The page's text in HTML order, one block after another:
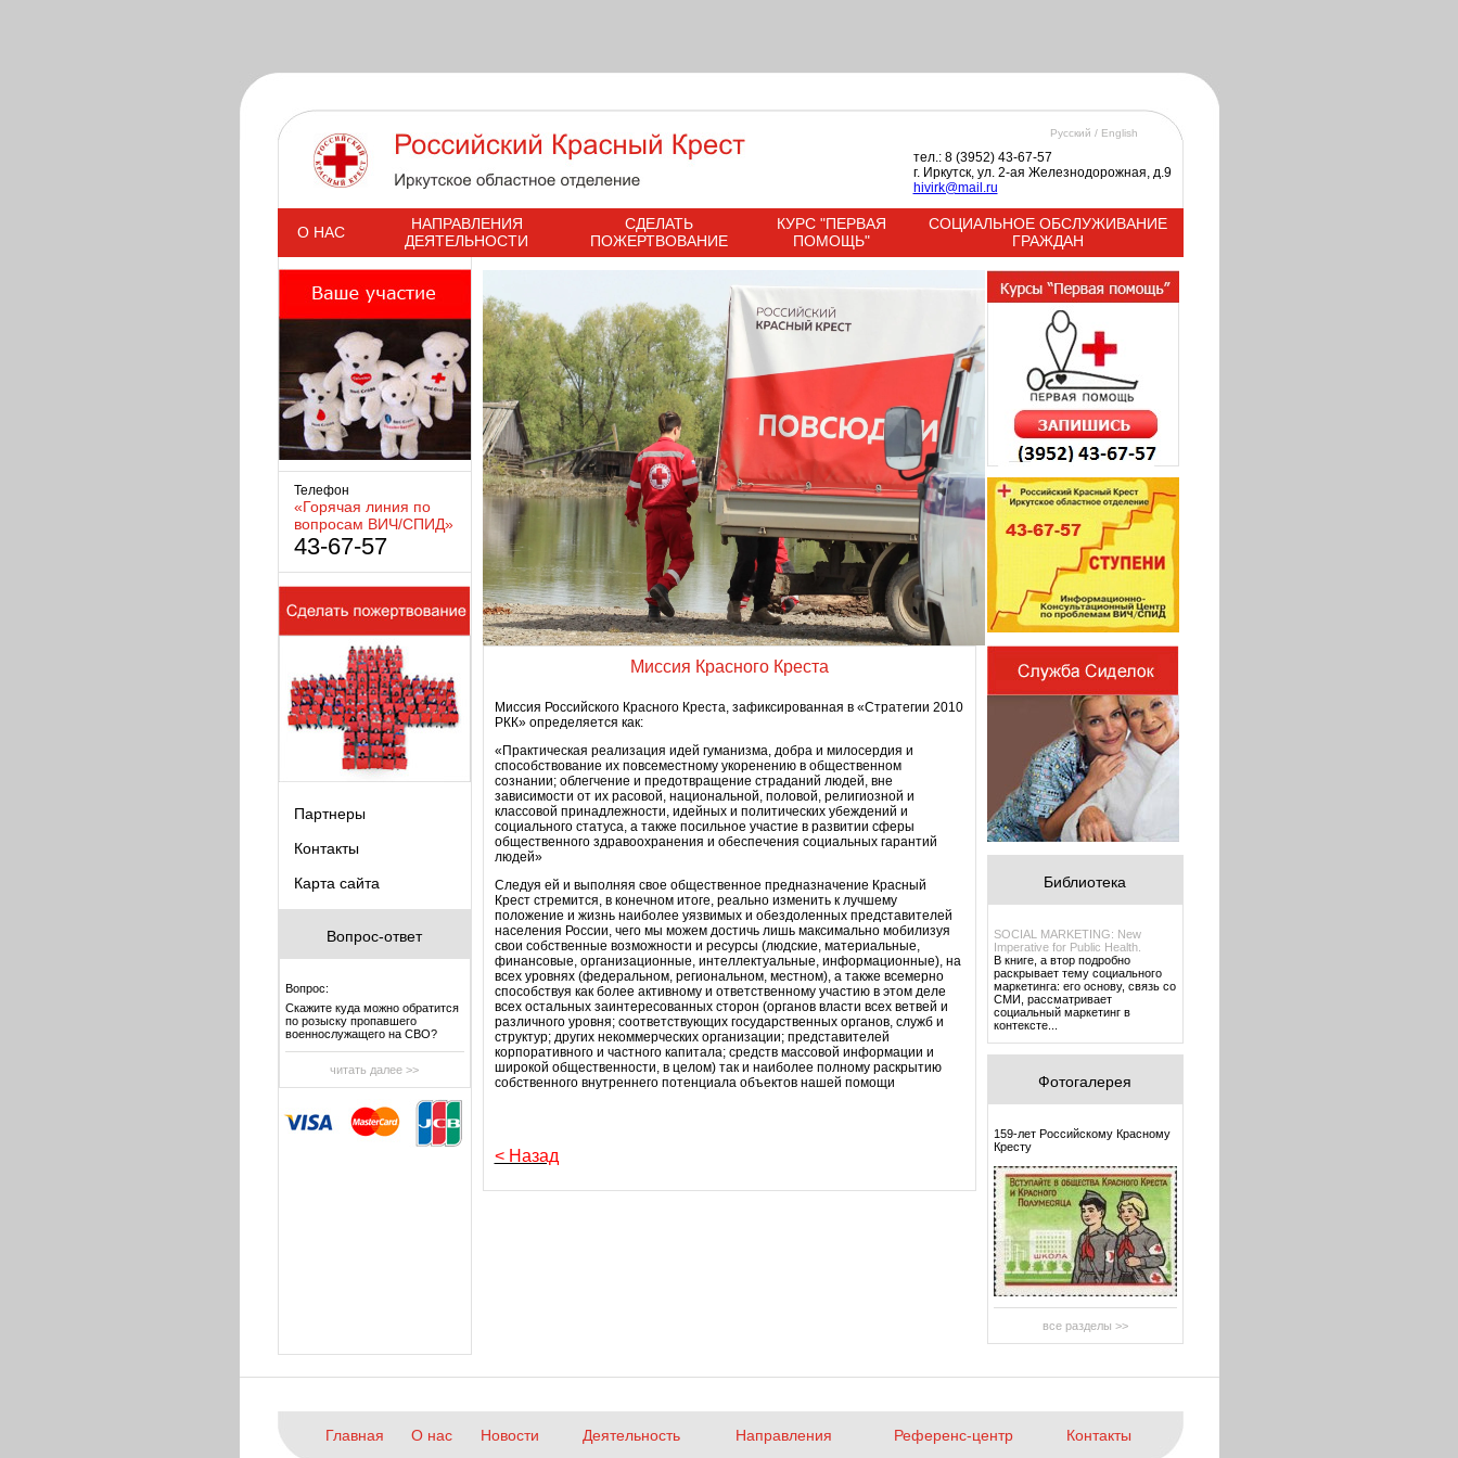
тел.: 8 (3952) 43-67-57
г. Иркутск, ул. 2-ая Железнодорожная, д.9
hivirk@mail.ru
Русский / English
s
О НАС
НАПРАВЛЕНИЯ
ДЕЯТЕЛЬНОСТИ
СДЕЛАТЬ
ПОЖЕРТВОВАНИЕ
КУРС "ПЕРВАЯ
ПОМОЩЬ"
СОЦИАЛЬНОЕ ОБСЛУЖИВАНИЕ
ГРАЖДАН
Телефон
«Горячая линия по
вопросам ВИЧ/СПИД»
43-67-57
Партнеры
Контакты
Карта сайта
Вопрос-ответ
Вопрос:
Скажите куда можно обратится
по розыску пропавшего
военнослужащего на СВО?
читать далее >>
Миссия Красного Креста
Миссия Российского Красного Креста, зафиксированная в «Стратегии 2010
РКК» определяется как:
«Практическая реализация идей гуманизма, добра и милосердия и
способствование их повсеместному укоренению в общественном
сознании; облегчение и предотвращение страданий людей, вне
зависимости от их расовой, национальной, половой, религиозной и
классовой принадлежности, идейных и политических убеждений и
социального статуса, а также посильное участие в развитии сферы
общественного здравоохранения и обеспечения социальных гарантий
людей»
Следуя ей и выполняя свое общественное предназначение Красный
Крест стремится, в конечном итоге, реально изменить к лучшему
положение и жизнь наиболее уязвимых и обездоленных представителей
населения России, чего мы можем достичь лишь максимально мобилизуя
свои собственные возможности и ресурсы (людские, материальные,
финансовые, организационные, интеллектуальные, информационные), на
всех уровнях (федеральном, региональном, местном), а также всемерно
способствуя как более активному и ответственному участию в этом деле
всех остальных заинтересованных сторон (органов власти всех ветвей и
различного уровня; соответствующих государственных органов, служб и
структур; других некоммерческих организации; представителей
корпоративного и частного капитала; средств массовой информации и
широкой общественности, в целом) так и наиболее полному раскрытию
собственного внутреннего потенциала объектов нашей помощи
< Назад
Библиотека
SOCIAL MARKETING: New
Imperative for Public Health.
В книге, а втор подробно
раскрывает тему социального
маркетинга: его основу, связь со
СМИ, рассматривает
социальный маркетинг в
контексте...
Фотогалерея
159-лет Российскому Красному
Кресту
все разделы >>
Главная О нас Новости Деятельность Направления Референс-центр Контакты